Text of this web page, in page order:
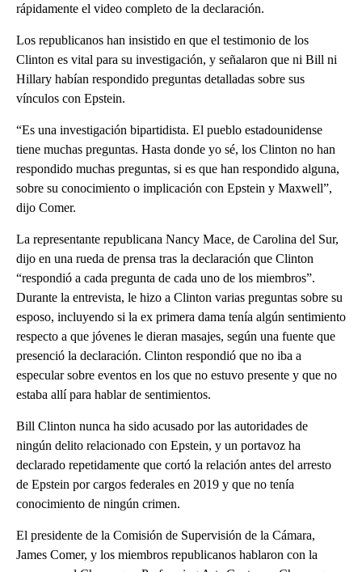
rápidamente el video completo de la declaración.
Los republicanos han insistido en que el testimonio de los
Clinton es vital para su investigación, y señalaron que ni Bill ni
Hillary habían respondido preguntas detalladas sobre sus
vínculos con Epstein.
“Es una investigación bipartidista. El pueblo estadounidense
tiene muchas preguntas. Hasta donde yo sé, los Clinton no han
respondido muchas preguntas, si es que han respondido alguna,
sobre su conocimiento o implicación con Epstein y Maxwell”,
dijo Comer.
La representante republicana Nancy Mace, de Carolina del Sur,
dijo en una rueda de prensa tras la declaración que Clinton
“respondió a cada pregunta de cada uno de los miembros”.
Durante la entrevista, le hizo a Clinton varias preguntas sobre su
esposo, incluyendo si la ex primera dama tenía algún sentimiento
respecto a que jóvenes le dieran masajes, según una fuente que
presenció la declaración. Clinton respondió que no iba a
especular sobre eventos en los que no estuvo presente y que no
estaba allí para hablar de sentimientos.
Bill Clinton nunca ha sido acusado por las autoridades de
ningún delito relacionado con Epstein, y un portavoz ha
declarado repetidamente que cortó la relación antes del arresto
de Epstein por cargos federales en 2019 y que no tenía
conocimiento de ningún crimen.
El presidente de la Comisión de Supervisión de la Cámara,
James Comer, y los miembros republicanos hablaron con la